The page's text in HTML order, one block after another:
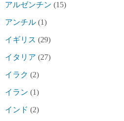
アルゼンチン (15)
アンチル (1)
イギリス (29)
イタリア (27)
イラク (2)
イラン (1)
インド (2)